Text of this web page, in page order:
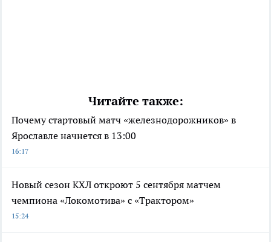
Читайте также:
Почему стартовый матч «железнодорожников» в
Ярославле начнется в 13:00
16:17
Новый сезон КХЛ откроют 5 сентября матчем
чемпиона «Локомотива» с «Трактором»
15:24